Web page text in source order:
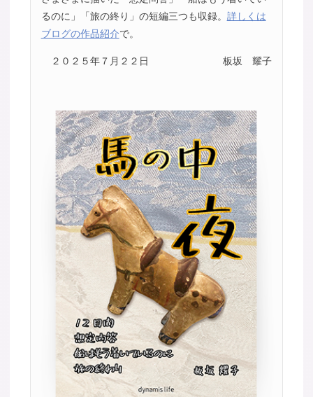
るのに」「旅の終り」の短編三つも収録。 詳しくは
ブログの作品紹介で。
２０２５年７月２２日 板坂 耀子